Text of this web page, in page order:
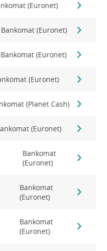
(Euronet)
Bankomat (Euronet)
Bankomat (Euronet)
(Euronet)
(Planet Cash)
(Euronet)
Bankomat
(Euronet)
Bankomat
(Euronet)
Bankomat
(Euronet)